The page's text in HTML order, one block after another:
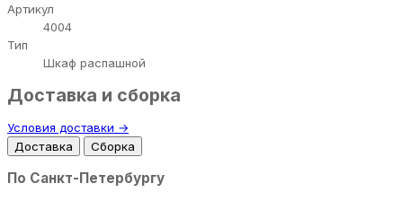
Артикул
4004
Тип
Шкаф распашной
Доставка и сборка
Условия доставки →
Доставка
Сборка
По Санкт-Петербургу